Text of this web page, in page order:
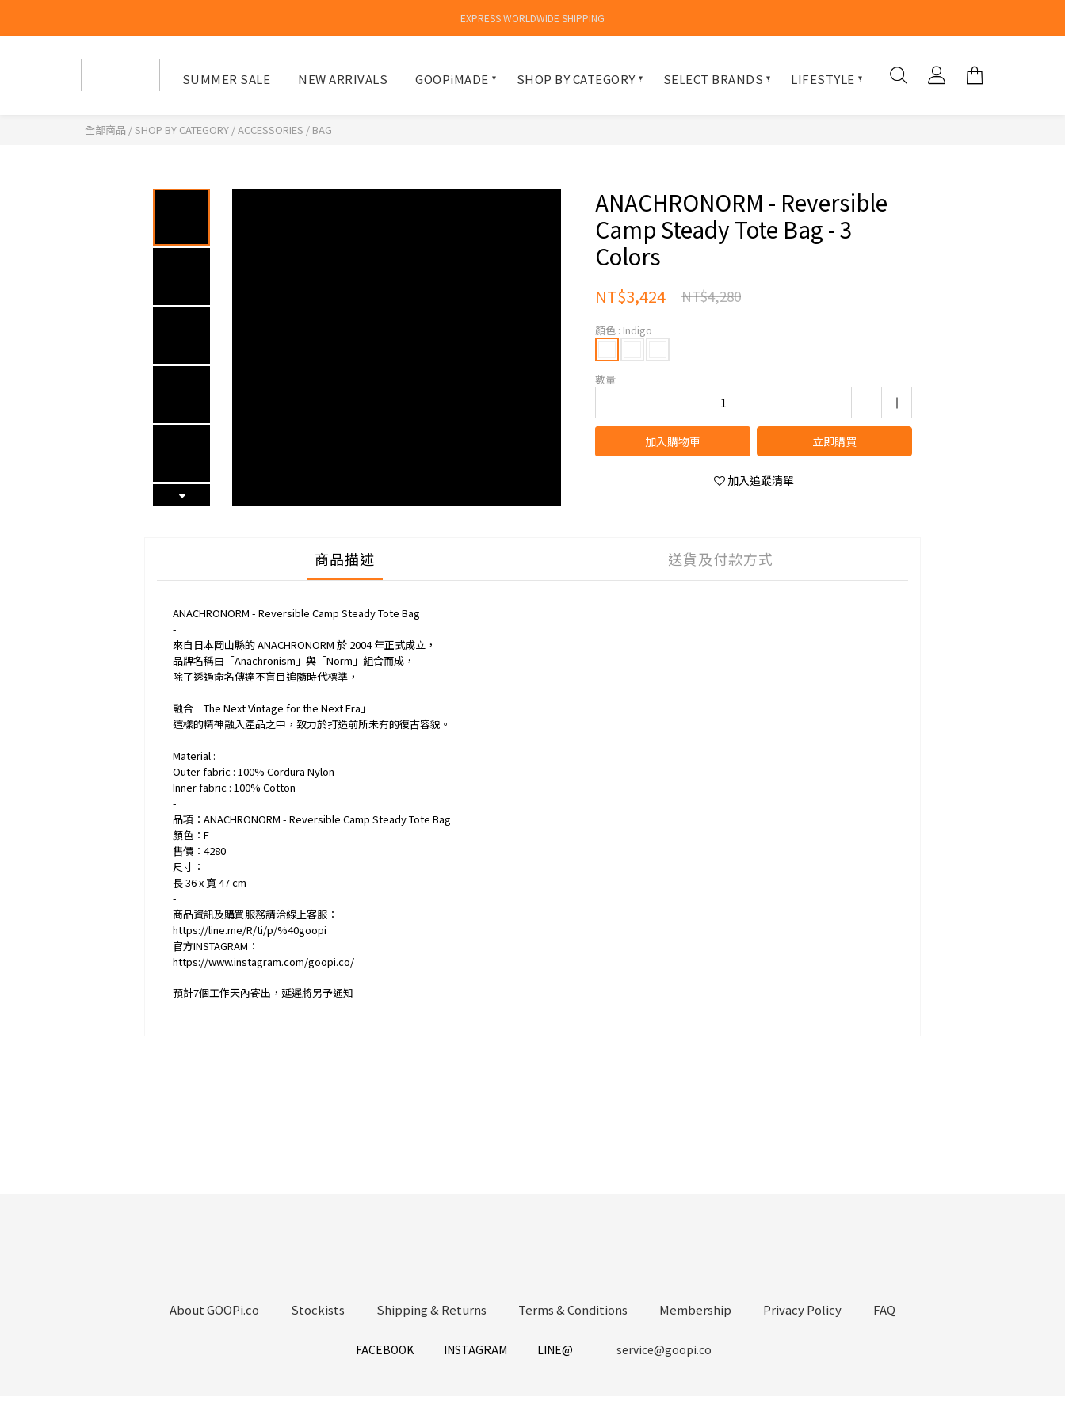
EXPRESS WORLDWIDE SHIPPING
SUMMER SALE NEW ARRIVALS GOOPiMADE SHOP BY CATEGORY SELECT BRANDS LIFESTYLE
全部商品 /SHOP BY CATEGORY /ACCESSORIES / BAG
ANACHRONORM - Reversible
Camp Steady Tote Bag - 3
Colors
NT$3,424 NT$4,280
顏色 : Indigo
數量
加入購物車 立即購買
加入追蹤清單
商品描述 送貨及付款方式
ANACHRONORM - Reversible Camp Steady Tote Bag
-
來自日本岡山縣的 ANACHRONORM 於 2004 年正式成立，
品牌名稱由「Anachronism」與「Norm」組合而成，
除了透過命名傳達不盲目追隨時代標準，
融合「The Next Vintage for the Next Era」
這樣的精神融入產品之中，致力於打造前所未有的復古容貌。
Material :
Outer fabric : 100% Cordura Nylon
Inner fabric : 100% Cotton
-
品項：ANACHRONORM - Reversible Camp Steady Tote Bag
顏色：F
售價：4280
尺寸：
長 36 x 寬 47 cm
-
商品資訊及購買服務請洽線上客服：
https://line.me/R/ti/p/%40goopi
官方INSTAGRAM：
https://www.instagram.com/goopi.co/
-
預計7個工作天內寄出，延遲將另予通知
立即購買
About GOOPi.co Stockists Shipping & Returns Terms & Conditions Membership Privacy Policy FAQ
FACEBOOK INSTAGRAM LINE@ service@goopi.co